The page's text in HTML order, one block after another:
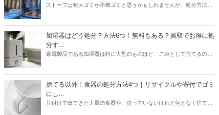
ストーブは粗大ゴミか不燃ゴミと思うかもしれませんが、処分方法は
ます。また灯油の残りの処分方法も解説。ストーブと同時に処分して
おくと忘れずにすみますよ。本記事を読んであなたの家のストーブの
メーカーや状態に合わせた最もお得な処分方法を見つけましょう。
加湿器はどう処分？方法6つ！無料もある？買取でお得に処
分す...
家電製品である加湿器は特に大型のものほど、ごみとして捨てるのは
のか？ヤマダ電機などの家電量販店で引き取りはあるのか？なども解
説しています。お持ちの加湿器のメーカーや状態に合わせて、最もお
得に加湿器を処分する方法を見つけましょう。
捨てる以外！食器の処分方法4つ｜リサイクルや寄付でゴミ
にし...
片付けで出てきた大量の食器や、使っていないけれど何となく捨てに